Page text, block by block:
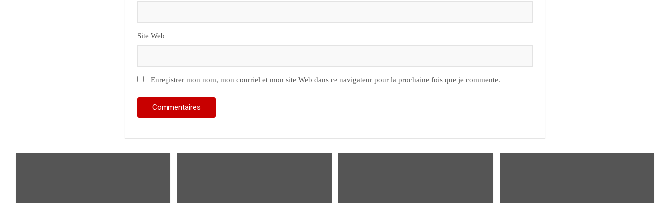
Site Web
Enregistrer mon nom, mon courriel et mon site Web dans ce navigateur pour la prochaine fois que je commente.